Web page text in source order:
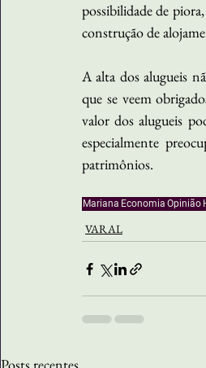
possibilidade de
construção de
A alta dos alugueis
que se veem
valor dos alugueis
especialmente
patrimônios.
Mariana Economia Opinião
VARAL